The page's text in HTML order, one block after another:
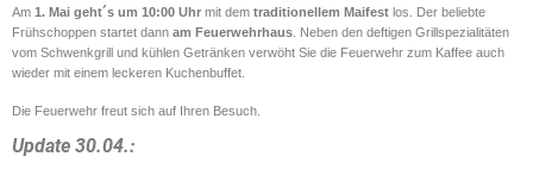
Am 1. Mai geht´s um 10:00 Uhr mit dem traditionellem Maifest los. Der beliebte
Frühschoppen startet dann am Feuerwehrhaus . Neben den deftigen Grillspezialitäten
vom Schwenkgrill und kühlen Getränken verwöht Sie die Feuerwehr zum Kaffee auch
wieder mit einem leckeren Kuchenbuffet.
Die Feuerwehr freut sich auf Ihren Besuch.
Update 30.04.: